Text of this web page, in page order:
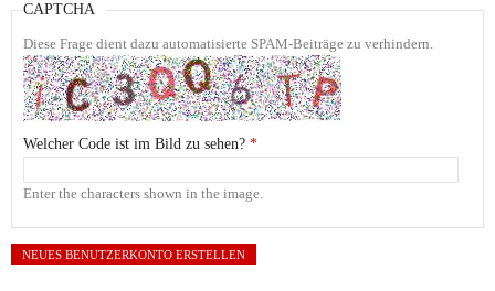
CAPTCHA
Diese Frage dient dazu automatisierte SPAM-Beiträge zu verhindern.
Welcher Code ist im Bild zu sehen? *
Enter the characters shown in the image.